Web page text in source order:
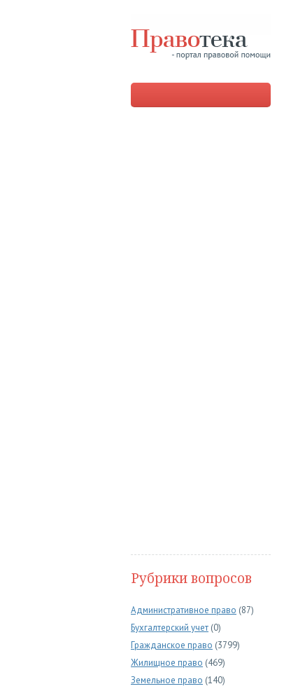
Рубрики вопросов
Административное право (87)
Бухгалтерский учет (0)
Гражданское право (3799)
Жилищное право (469)
Земельное право (140)